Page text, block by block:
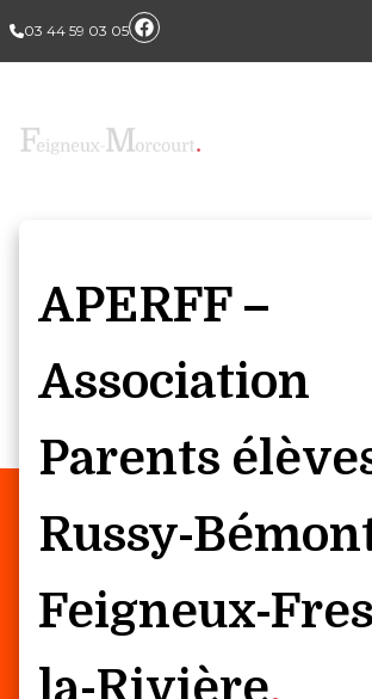
03 44 59 03 05
APERFF –
Association
Parents
Russy-
Feigneux-